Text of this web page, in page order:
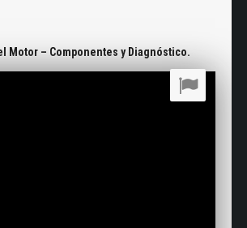
Motor – Componentes y Diagnóstico.